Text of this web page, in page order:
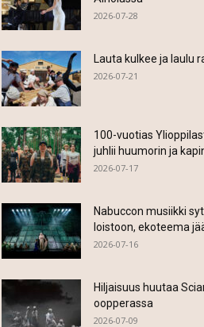
2026-07-28
Lauta kulkee ja laulu
2026-07-21
100-vuotias
juhlii huumorin ja
2026-07-17
Nabuccon musiikki
loistoon, ekoteema
2026-07-16
Hiljaisuus huutaa
oopperassa
2026-07-09